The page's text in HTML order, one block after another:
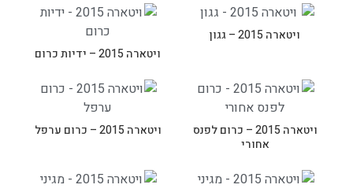
ויטארה 2015 – גגון
ויטארה 2015 – ידיות כרום
ויטארה 2015 – כרום לפנס
אחורי
ויטארה 2015 – כרום ערפל